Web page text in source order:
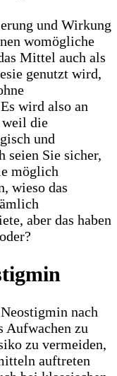
womögliche
Mittel auch als
genutzt wird,
wird also an
weil die
und
seien Sie sicher,
möglich
wieso das
aber das haben
nach
Aufwachen zu
zu vermeiden,
auftreten